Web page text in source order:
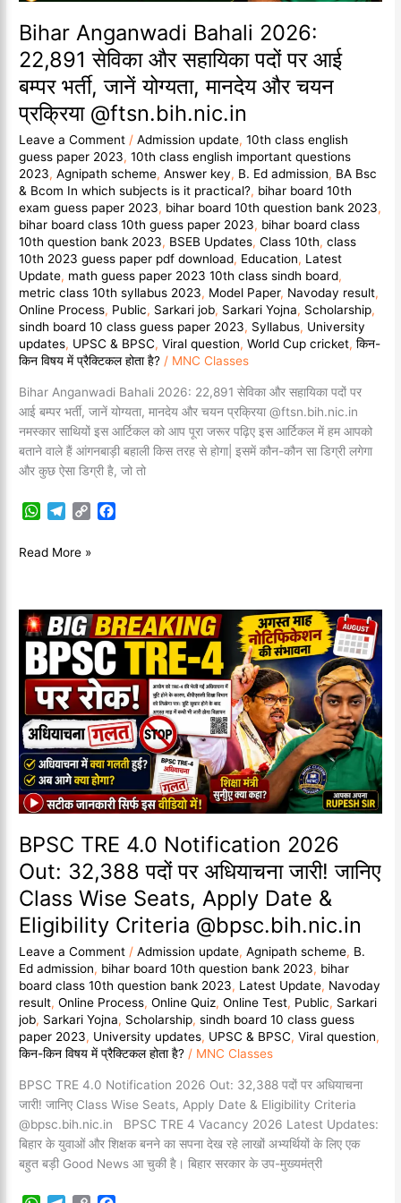
Bihar Anganwadi Bahali 2026:
22,891 सेविका और सहायिका पदों पर आई
बम्पर भर्ती, जानें योग्यता, मानदेय और चयन
प्रक्रिया @ftsn.bih.nic.in
Leave a Comment /Admission update,10th class english
guess paper 2023,10th class english important questions
2023,Agnipath scheme,Answer key, B. Ed admission, BA Bsc
& Bcom In which subjects is it practical?, bihar board 10th
exam guess paper 2023, bihar board 10th question bank 2023,
bihar board class 10th guess paper 2023, bihar board class
10th question bank 2023, BSEB Updates,Class 10th,class
10th 2023 guess paper pdf download, Education, Latest
Update, math guess paper 2023 10th class sindh board,
metric class 10th syllabus 2023, Model Paper, Navoday result,
Online Process, Public, Sarkari job, Sarkari Yojna, Scholarship,
sindh board 10 class guess paper 2023, Syllabus, University
updates, UPSC & BPSC,Viral question,World Cup cricket,किन-
किन विषय में प्रैक्टिकल होता है? / MNC Classes
Bihar Anganwadi Bahali 2026: 22,891 सेविका और सहायिका पदों पर
आई बम्पर भर्ती, जानें योग्यता, मानदेय और चयन प्रक्रिया @ftsn.bih.nic.in
नमस्कार साथियों इस आर्टिकल को आप पूरा जरूर पढ़िए इस आर्टिकल में हम आपको
बताने वाले हैं आंगनबाड़ी बहाली किस तरह से होगा| इसमें कौन-कौन सा डिग्री लगेगा
और कुछ ऐसा डिग्री है, जो तो
W
a
p
p
l
a
m
C
n
k
o
k
आई
बम्पर
भर्ती,
जानें
योग्यता,
मानदेय
और
चयन
प्रक्रिया
@ftsn.bih.nic.in
Read More »
BPSC TRE 4.0 Notification 2026
Out: 32,388 पदों पर अधियाचना जारी! जानिए
Class Wise Seats, Apply Date &
Eligibility Criteria @bpsc.bih.nic.in
Leave a Comment /Admission update,Agnipath scheme, B.
Ed admission, bihar board 10th question bank 2023, bihar
board class 10th question bank 2023, Latest Update, Navoday
result,Online Process,Online Quiz,Online Test, Public, Sarkari
job, Sarkari Yojna, Scholarship,sindh board 10 class guess
paper 2023, University updates, UPSC & BPSC,Viral question,
किन-किन विषय में प्रैक्टिकल होता है? / MNC Classes
BPSC TRE 4.0 Notification 2026 Out: 32,388 पदों पर अधियाचना
जारी! जानिए Class Wise Seats, Apply Date & Eligibility Criteria
@bpsc.bih.nic.in BPSC TRE 4 Vacancy 2026 Latest Updates:
बिहार के युवाओं और शिक्षक बनने का सपना देख रहे लाखों अभ्यर्थियों के लिए एक
बहुत बड़ी Good News आ चुकी है। बिहार सरकार के उप-मुख्यमंत्री
BPSC
TRE
4.0
Notification
2026
Out:
32,388
पदों
पर
अधियाचना
जारी!
जानिए
Class
Wise
Seats,
Apply
Date
&
Eligibility
Criteria
@bpsc.bih.nic.in